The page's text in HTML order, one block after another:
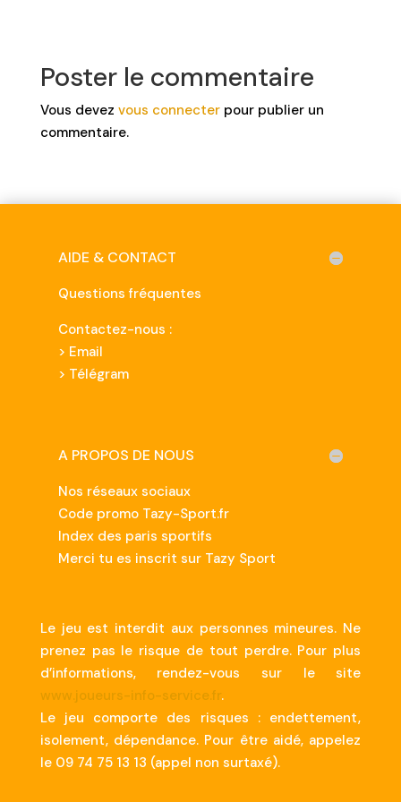
Poster le commentaire
Vous devez vous connecterpour publier un
commentaire.
AIDE & CONTACT
Questions fréquentes
Contactez-nous :
> Email
> Télégram
A PROPOS DE NOUS
Nos réseaux sociaux
Code promo Tazy-Sport.fr
Index des paris sportifs
Merci tu es inscrit sur Tazy Sport
Le jeu est interdit aux personnes mineures. Ne
prenez pas le risque de tout perdre. Pour plus
d’informations, rendez-vous sur le site
www.joueurs-info-service.fr.
Le jeu comporte des risques : endettement,
isolement, dépendance. Pour être aidé, appelez
le 09 74 75 13 13 (appel non surtaxé).